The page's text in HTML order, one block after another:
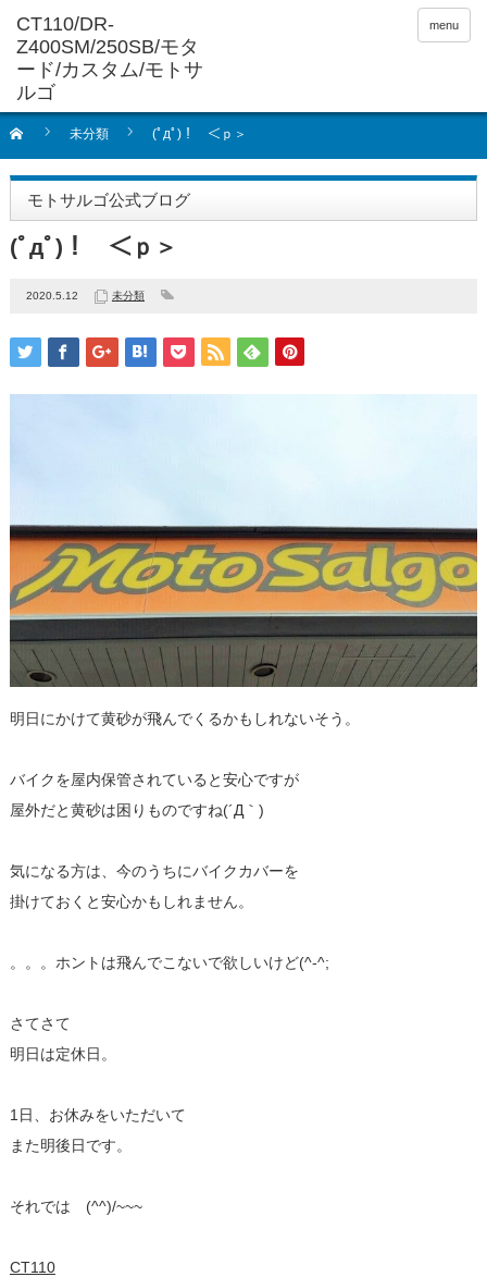
menu
未分類 (ﾟдﾟ)！ ＜ｐ＞
モトサルゴ公式ブログ
(ﾟдﾟ)！ ＜ｐ＞
2020.5.12 未分類
明日にかけて黄砂が飛んでくるかもしれないそう。
バイクを屋内保管されていると安心ですが
屋外だと黄砂は困りものですね(´Д｀)
気になる方は、今のうちにバイクカバーを
掛けておくと安心かもしれません。
。。。ホントは飛んでこないで欲しいけど(^-^;
さてさて
明日は定休日。
1日、お休みをいただいて
また明後日です。
それでは (^^)/~~~
CT110